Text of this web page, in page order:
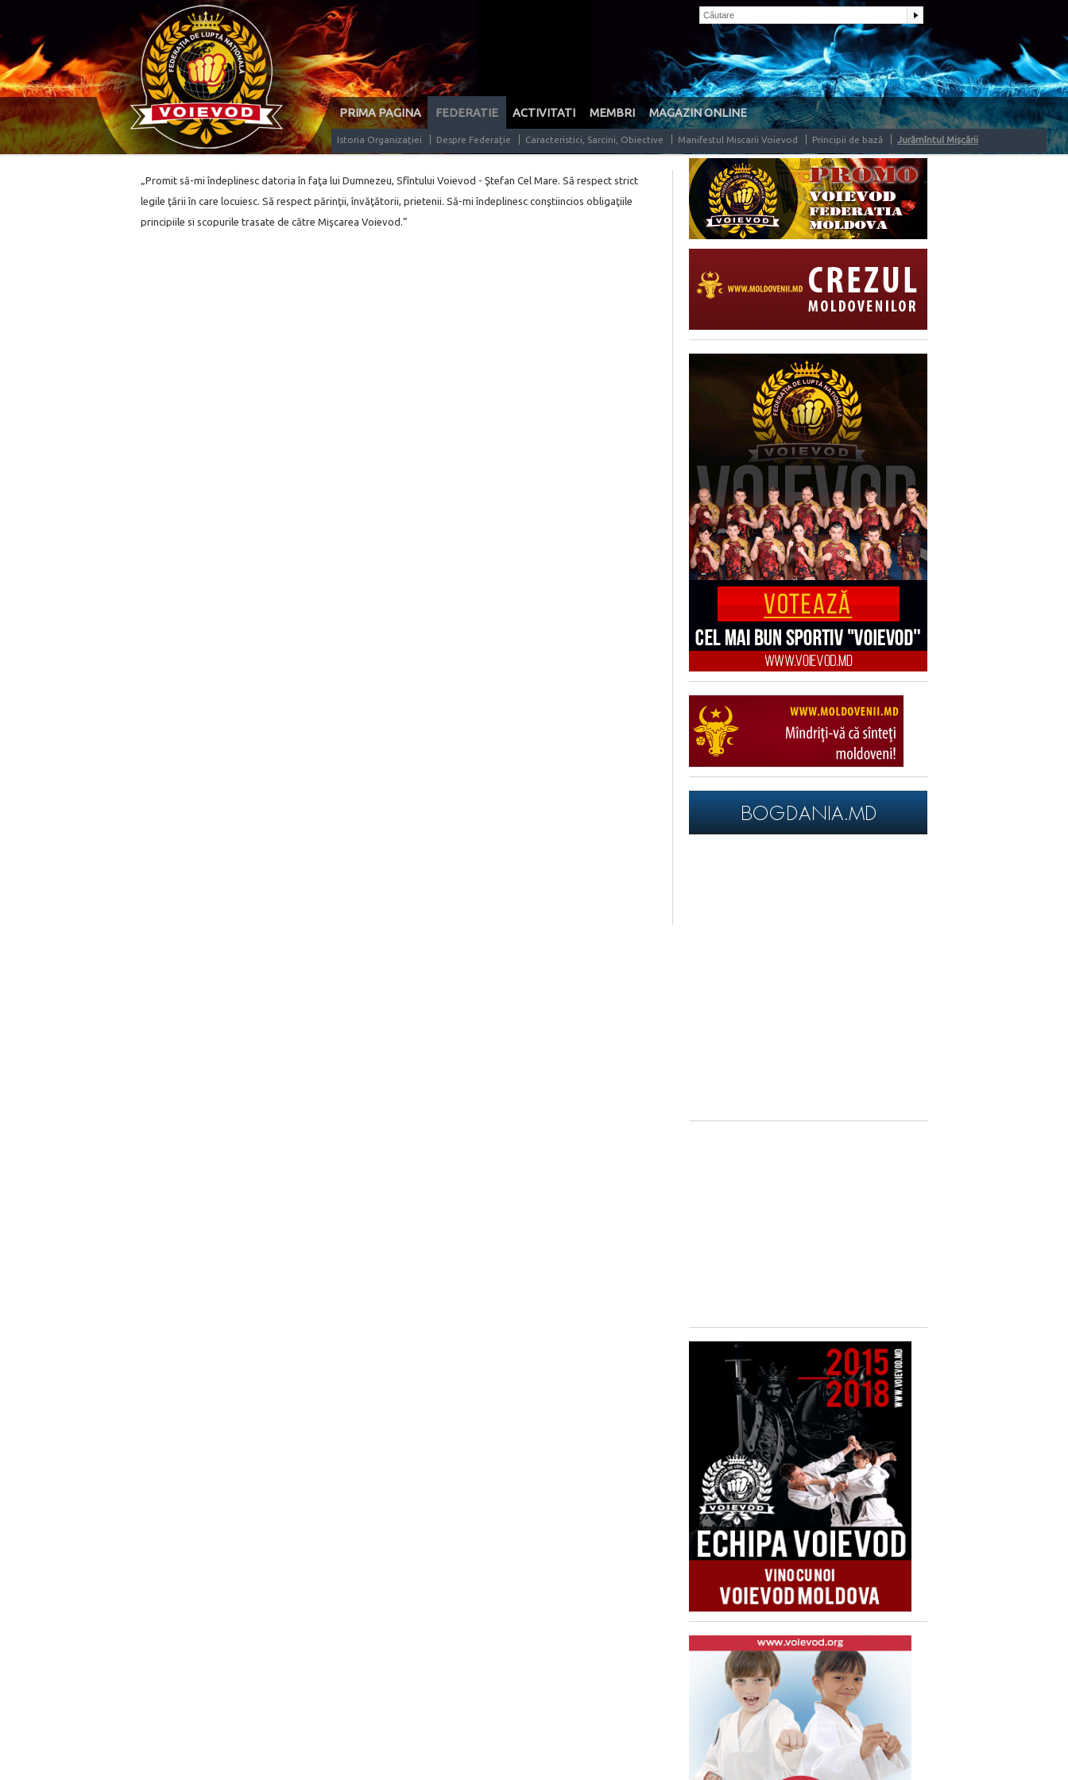
PRIMA PAGINA FEDERATIE
Istoria Organizaţiei Despre Federaţie Caracteristici, Sarcini, Obiective Manifestul Miscarii Voievod Principii de bază Jurămîntul Mişcării
ACTIVITATI MEMBRI MAGAZIN ONLINE
„Promit să-mi îndeplinesc datoria în faţa lui Dumnezeu, Sfîntului Voievod - Ştefan Cel Mare. Să respect strict
legile ţării în care locuiesc. Să respect părinţii, învăţătorii, prietenii. Să-mi îndeplinesc conştiincios obligaţiile
principiile si scopurile trasate de către Mişcarea Voievod.”